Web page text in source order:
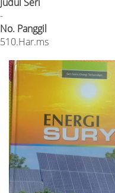
-
No. Panggil
510.Har.ms